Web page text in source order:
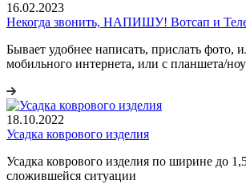
16.02.2023
Некогда звонить, НАПИШУ! Вотсап и
Бывает удобнее написать, прислать фото,
мобильного интернета, или с планшета/
18.10.2022
Усадка коврового изделия
Усадка коврового изделия по ширине до
сложившейся ситуации